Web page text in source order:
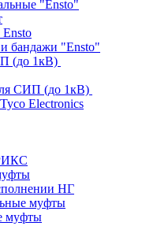
"Ensto"
бандажи "Ensto"
(до 1кВ)
СИП (до 1кВ)
Electronics
НГ
муфты
муфты